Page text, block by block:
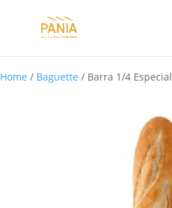
Home / Baguette / Barra 1/4 Especial